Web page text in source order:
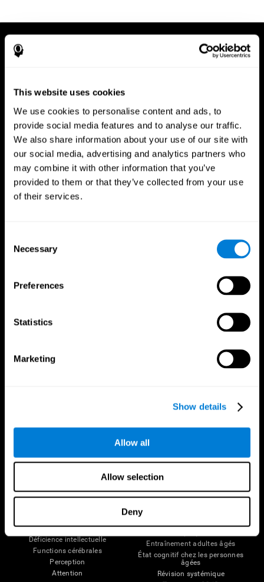
This website uses cookies
We use cookies to personalise content and ads, to
provide social media features and to analyse our traffic.
We also share information about your use of our site with
our social media, advertising and analytics partners who
may combine it with other information that you’ve
provided to them or that they’ve collected from your use
of their services.
Selection
Necessary
Preferences
Statistics
Marketing
Show details
Allow all
Allow selection
Deny
Cerveau et esprit
Neurones
Perte de Mémoire
Déficience intellectuelle
Functions cérébrales
Perception
Attention
Validation thérapeutique
Jeux d'ordinateur
Adultes en bonne santé
Personnes âgées en bonne santé
Entraînement adultes âgés
État cognitif chez les personnes
âgées
Révision systémique